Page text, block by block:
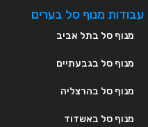
עבודות מנוף סל בערים
מנוף סל בתל אביב
מנוף סל בגבעתיים
מנוף סל בהרצליה
מנוף סל באשדוד